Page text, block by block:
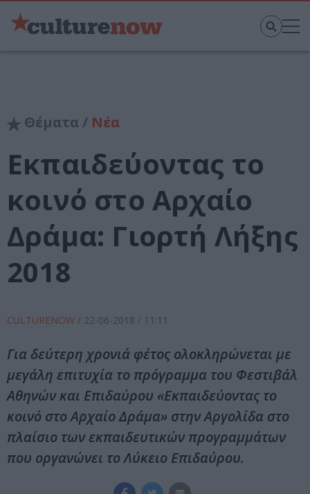
Θέματα / Νέα
Εκπαιδεύοντας το
κοινό στο Αρχαίο
Δράμα: Γιορτή Λήξης
2018
CULTURENOW / 22-06-2018 / 11:11
Για δεύτερη χρονιά φέτος ολοκληρώνεται με
μεγάλη επιτυχία το πρόγραμμα του Φεστιβάλ
Αθηνών και Επιδαύρου «Εκπαιδεύοντας το
κοινό στο Αρχαίο Δράμα» στην Αργολίδα στο
πλαίσιο των εκπαιδευτικών προγραμμάτων
που οργανώνει το Λύκειο Επιδαύρου.